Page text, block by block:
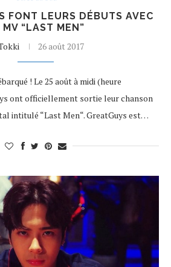
FONT LEURS DÉBUTS AVEC
MV “LAST MEN”
26 août 2017
! Le 25 août à midi (heure
ont officiellement sortie leur chanson
intitulé “Last Men“. GreatGuys est…